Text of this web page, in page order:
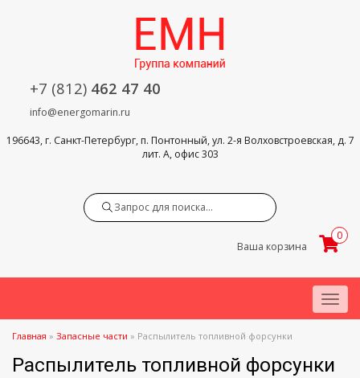
+7 (812) 462 47 40
info@energomarin.ru
196643, г. Санкт-Петербург, п. Понтонный, ул. 2-я Волховстроевская, д. 7
лит. А, офис 303
Ваша корзина
0
Menu
Главная » Запасные части » Распылитель топливной форсунки
Распылитель топливной форсунки